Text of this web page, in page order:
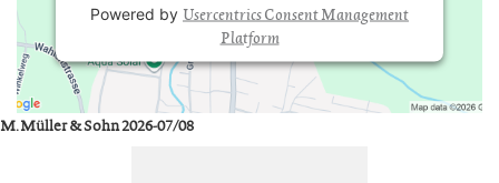
Powered by Usercentrics Consent Management
Platform
M. Müller & Sohn 2026-07/08